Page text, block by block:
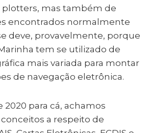
plotters, mas também de
encontrados normalmente
deve, provavelmente, porque
tem se utilizado de
mais variada para montar
de navegação eletrônica.
2020 para cá, achamos
a respeito de